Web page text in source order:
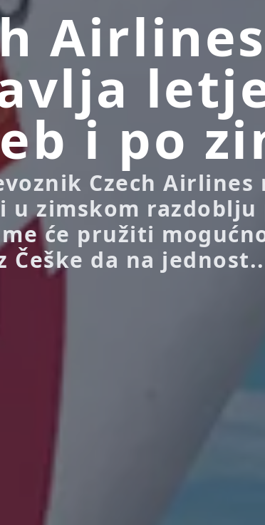
Airlines
i po
Czech Airlines
u zimskom razdoblju
će pružiti
da na